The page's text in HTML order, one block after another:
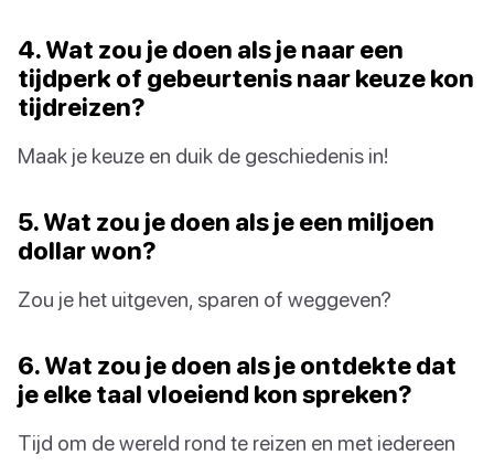
4. Wat zou je doen als je naar een
tijdperk of gebeurtenis naar keuze kon
tijdreizen?
Maak je keuze en duik de geschiedenis in!
5. Wat zou je doen als je een miljoen
dollar won?
Zou je het uitgeven, sparen of weggeven?
6. Wat zou je doen als je ontdekte dat
je elke taal vloeiend kon spreken?
Tijd om de wereld rond te reizen en met iedereen